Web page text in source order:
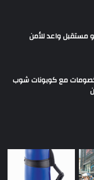
مستقبل واعد للأمن
مع كوبونات شوب